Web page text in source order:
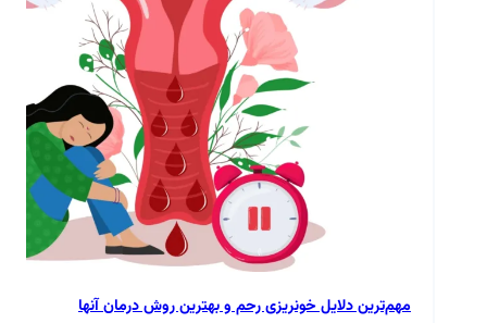
مهم‌ترین دلایل خونریزی رحم و بهترین روش درمان آنها